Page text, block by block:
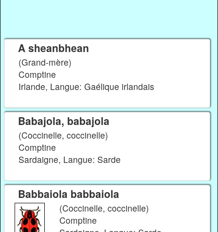
A sheanbhean
(Grand-mère)
Comptine
Irlande, Langue: Gaélique irlandais
Babajola, babajola
(Coccinelle, coccinelle)
Comptine
Sardaigne, Langue: Sarde
Babbaiola babbaiola
(Coccinelle, coccinelle)
Comptine